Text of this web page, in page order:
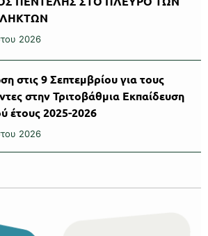
2026
στις 9 Σεπτεμβρίου για τους
στην Τριτοβάθμια Εκπαίδευση
έτους 2025-2026
2026